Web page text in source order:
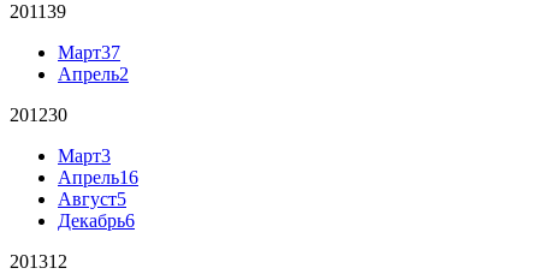
201139
Март37
Апрель2
201230
Март3
Апрель16
Август5
Декабрь6
201312